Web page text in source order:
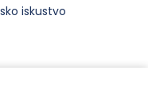
iskustvo